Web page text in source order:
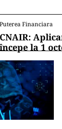
Puterea Financiara
CNAIR:
începe la 1